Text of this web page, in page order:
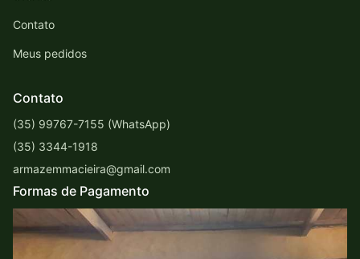
Contato
Meus pedidos
Contato
(35) 99767-7155 (WhatsApp)
(35) 3344-1918
armazemmacieira@gmail.com
Formas de Pagamento